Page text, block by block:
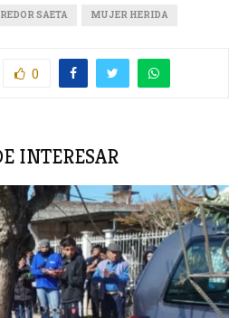
SAETA MUJER HERIDA
0
INTERESAR